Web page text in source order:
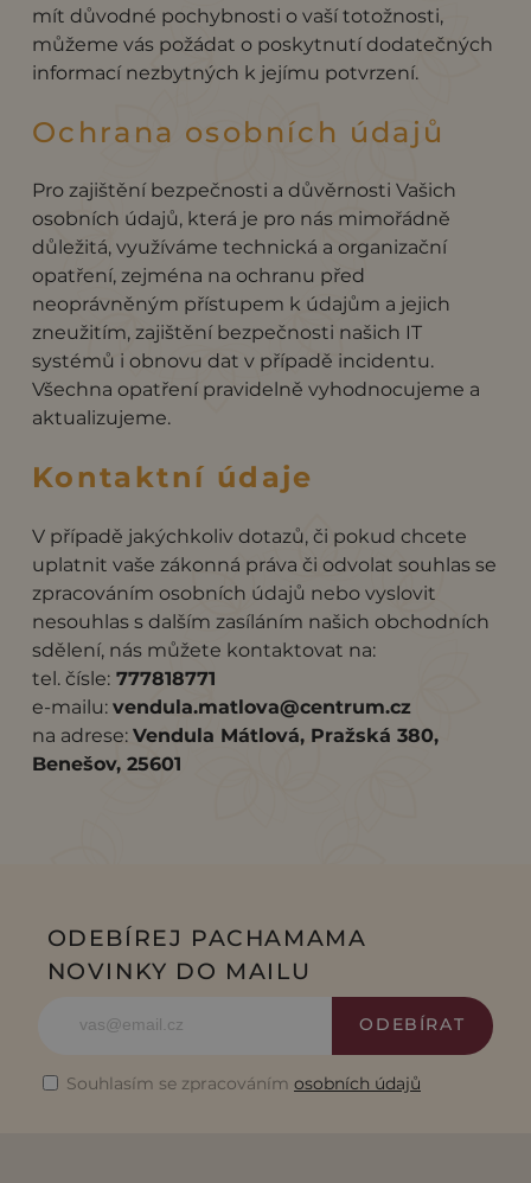
mít důvodné pochybnosti o vaší totožnosti,
můžeme vás požádat o poskytnutí dodatečných
informací nezbytných k jejímu potvrzení.
Ochrana osobních údajů
Pro zajištění bezpečnosti a důvěrnosti Vašich
osobních údajů, která je pro nás mimořádně
důležitá, využíváme technická a organizační
opatření, zejména na ochranu před
neoprávněným přístupem k údajům a jejich
zneužitím, zajištění bezpečnosti našich IT
systémů i obnovu dat v případě incidentu.
Všechna opatření pravidelně vyhodnocujeme a
aktualizujeme.
Kontaktní údaje
V případě jakýchkoliv dotazů, či pokud chcete
uplatnit vaše zákonná práva či odvolat souhlas se
zpracováním osobních údajů nebo vyslovit
nesouhlas s dalším zasíláním našich obchodních
sdělení, nás můžete kontaktovat na:
tel. čísle:777818771
e-mailu: vendula.matlova@centrum.cz
na adrese: Vendula Mátlová, Pražská 380,
Benešov, 25601
ODEBÍREJ PACHAMAMA
NOVINKY DO MAILU
ODEBÍRAT
Souhlasím se zpracováním osobních údajů